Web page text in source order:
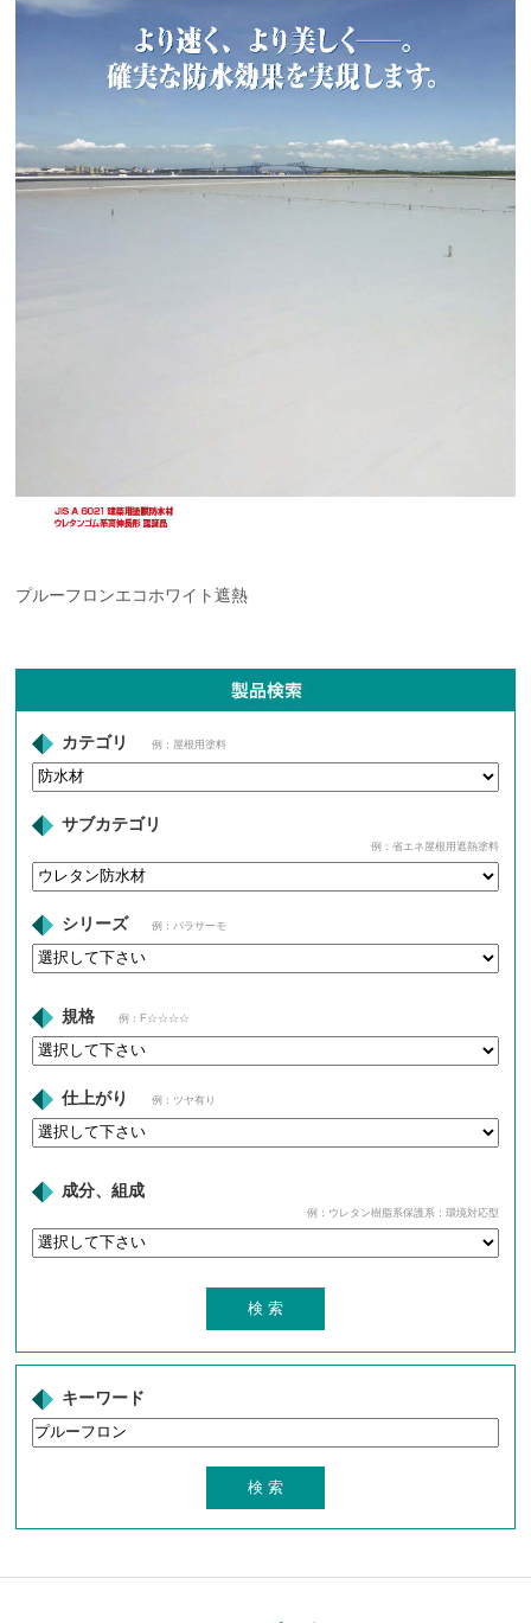
プルーフロンエコホワイト遮熱
カテゴリ 例：屋根用塗料
サブカテゴリ
例：省エネ屋根用遮熱塗料
シリーズ 例：パラサーモ
規格 例：F☆☆☆☆
仕上がり 例：ツヤ有り
成分、組成
例：ウレタン樹脂系保護系：環境対応型
キーワード